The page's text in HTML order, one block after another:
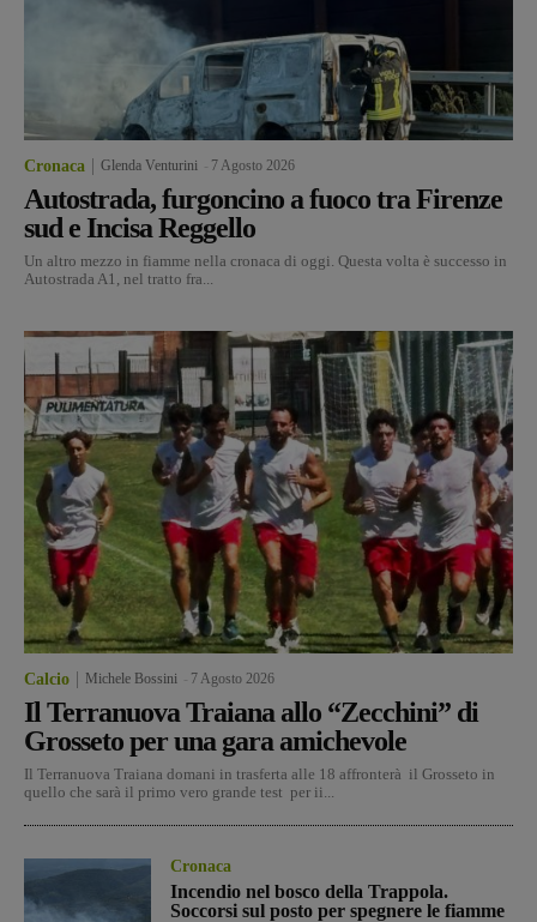
Cronaca Glenda Venturini 7 Agosto 2026
Autostrada, furgoncino a fuoco tra Firenze
sud e Incisa Reggello
Un altro mezzo in fiamme nella cronaca di oggi. Questa volta è successo in
Autostrada A1, nel tratto fra...
Calcio Michele Bossini 7 Agosto 2026
Il Terranuova Traiana allo “Zecchini” di
Grosseto per una gara amichevole
Il Terranuova Traiana domani in trasferta alle 18 affronterà il Grosseto in
quello che sarà il primo vero grande test per ii...
Cronaca
Incendio nel bosco della Trappola.
Soccorsi sul posto per spegnere le fiamme